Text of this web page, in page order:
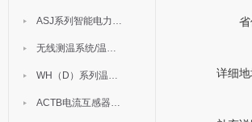
ASJ系列智能电力继电器
无线测温系统/温度巡检
WH（D）系列温湿度控制器
ACTB电流互感器过电压保护器
省
详细地